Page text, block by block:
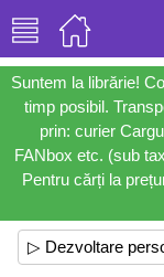
Suntem la librărie!
timp posibil.
prin: curier
FANbox etc. (sub
Pentru cărți la
▷ Dezvoltare